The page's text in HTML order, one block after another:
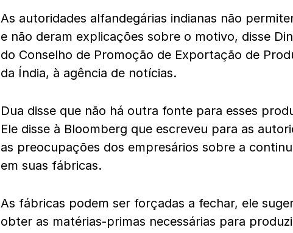
As autoridades alfandegárias indianas não
e não deram explicações sobre o motivo, disse
do Conselho de Promoção de Exportação de
da Índia, à agência de notícias.
Dua disse que não há outra fonte para esses
Ele disse à Bloomberg que escreveu para as
as preocupações dos empresários sobre a
em suas fábricas.
As fábricas podem ser forçadas a fechar, ele
obter as matérias-primas necessárias para